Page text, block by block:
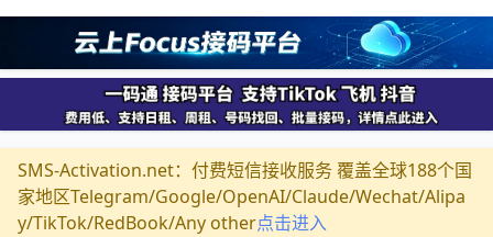
SMS-Activation.net：付费短信接收服务 覆盖全球188个国
家地区Telegram/Google/OpenAI/Claude/Wechat/Alipa
y/TikTok/RedBook/Any other点击进入